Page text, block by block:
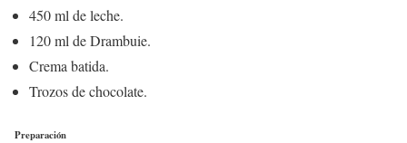
450 ml de leche.
120 ml de Drambuie.
Crema batida.
Trozos de chocolate.
Preparación